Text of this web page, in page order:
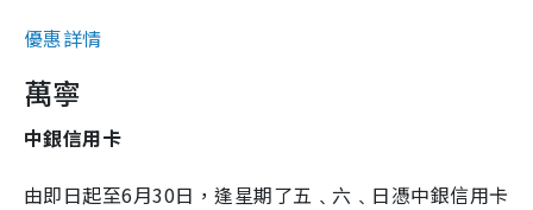
優惠詳情
萬寧
中銀信用卡
由即日起至6月30日，逢星期了五﹑六﹑日憑中銀信用卡